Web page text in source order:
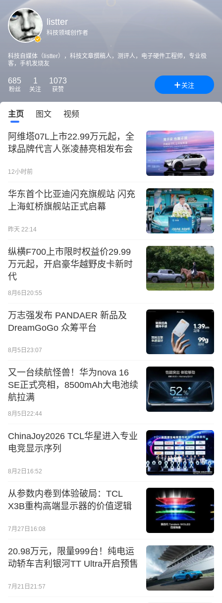
listter
科技领域创作者
科技自媒体（listter），科技文章撰稿人，测评人，电子硬件工程师，专业极
客，手机发烧友
685
粉丝
1
关注
1073
获赞
关注
主页 图文 视频
阿维塔07L上市22.99万元起，全
球品牌代言人张凌赫亮相发布会
12小时前
华东首个比亚迪闪充旗舰站 闪充
上海虹桥旗舰站正式启幕
昨天 22:14
纵横F700上市限时权益价29.99
万元起，开启豪华越野皮卡新时
代
8月6日20:55
万志强发布 PANDAER 新品及
DreamGoGo 众筹平台
8月5日23:07
又一台续航怪兽！华为nova 16
SE正式亮相，8500mAh大电池续
航拉满
8月5日22:44
ChinaJoy2026 TCL华星进入专业
电竞显示序列
8月2日16:52
从参数内卷到体验破局：TCL
X3B重构高端显示器的价值逻辑
7月27日16:08
20.98万元，限量999台！纯电运
动轿车吉利银河TT Ultra开启预售
7月21日21:57